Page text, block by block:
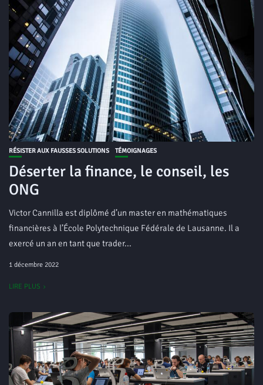
RÉSISTER AUX FAUSSES SOLUTIONS TÉMOIGNAGES
Déserter la finance, le conseil, les
ONG
Victor Cannilla est diplômé d’un master en mathématiques
financières à l’École Polytechnique Fédérale de Lausanne. Il a
exercé un an en tant que trader...
1 décembre 2022
LIRE PLUS